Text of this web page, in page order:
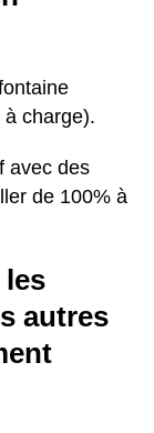
charge).
avec des
de 100% à
les
autres